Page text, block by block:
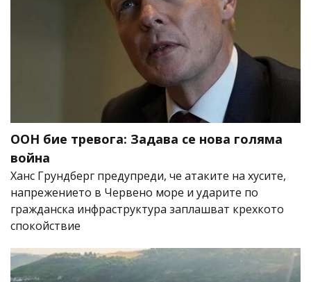
ООН бие тревога: Задава се нова голяма
война
Ханс Грундберг предупреди, че атаките на хусите,
напрежението в Червено море и ударите по
гражданска инфраструктура заплашват крехкото
спокойствие